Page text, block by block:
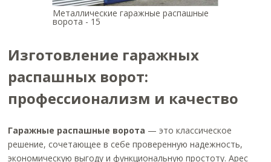
Металлические гаражные распашные
ворота - 15
Изготовление гаражных
распашных ворот:
профессионализм и качество
Гаражные распашные ворота — это классическое
решение, сочетающее в себе проверенную надежность,
экономическую выгоду и функциональную простоту. Арес